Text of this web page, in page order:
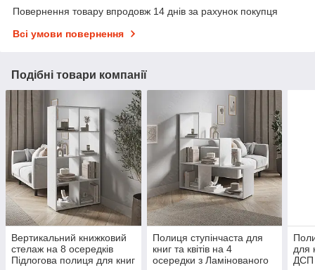
Повернення товару впродовж 14 днів за рахунок покупця
Всі умови повернення
Подібні товари компанії
Вертикальний книжковий
стелаж на 8 осередків
Підлогова полиця для книг
Полиця ступінчаста для
книг та квітів на 4
осередки з Ламінованого
для
ДСП